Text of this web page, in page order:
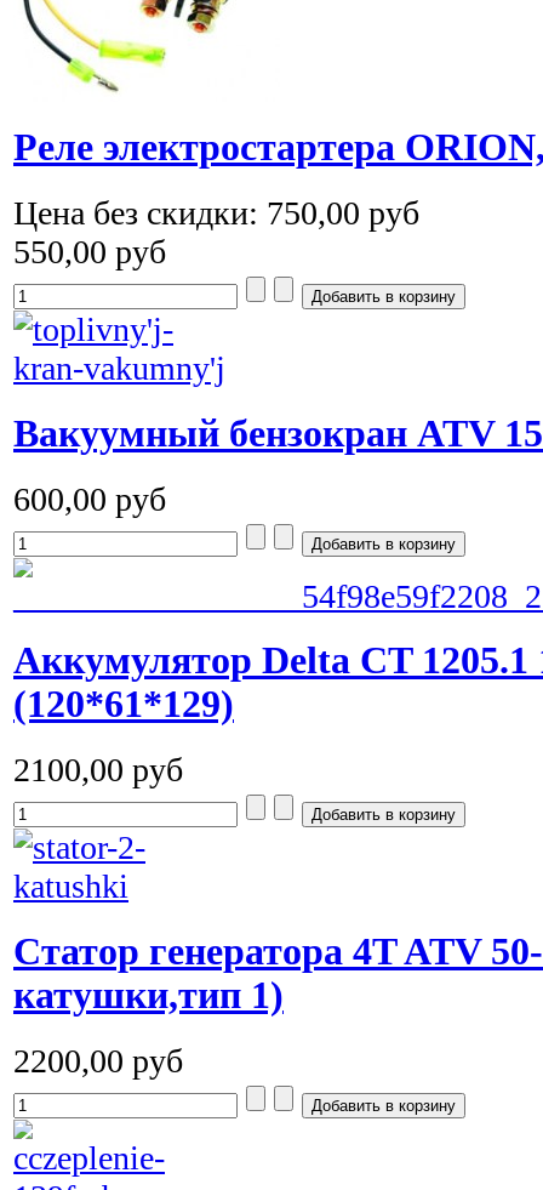
Реле электростартера
Цена без скидки: 750,00 руб
550,00 руб
Вакуумный бензокран ATV
600,00 руб
Аккумулятор Delta CT 1205.1
(120*61*129)
2100,00 руб
Статор генератора 4T ATV
катушки,тип 1)
2200,00 руб